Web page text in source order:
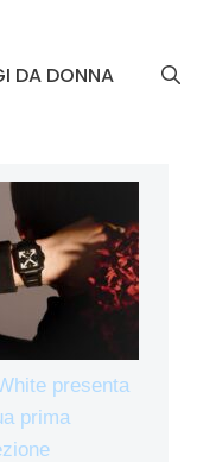
DA DONNA
presenta
prima